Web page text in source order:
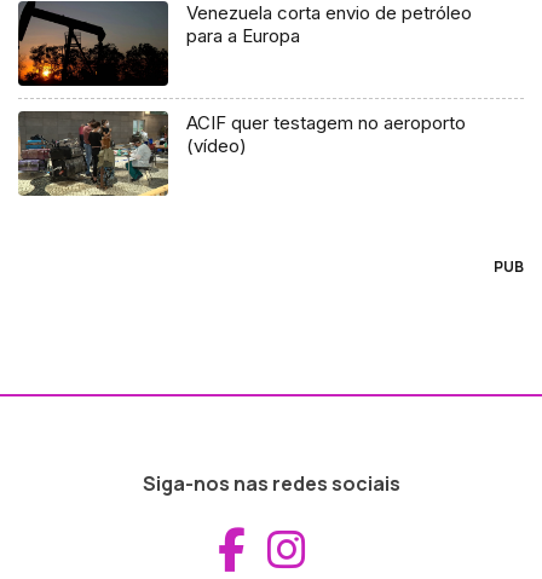
Venezuela corta envio de petróleo
para a Europa
ACIF quer testagem no aeroporto
(vídeo)
PUB
Siga-nos nas redes sociais
Aceder ao